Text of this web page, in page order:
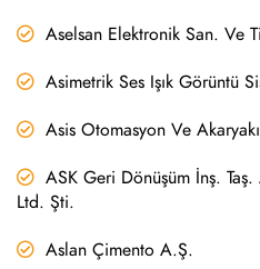
Aselsan Elektronik San. Ve
Asimetrik Ses Işık Görüntü
Asis Otomasyon Ve
ASK Geri Dönüşüm İnş.
Ltd. Şti.
Aslan Çimento A.Ş.